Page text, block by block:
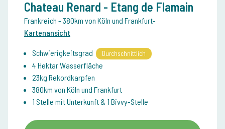
Chateau Renard - Etang de Flamain
Frankreich - 380km von Köln und Frankfurt-
Kartenansicht
Schwierigkeitsgrad Durchschnittlich
4 Hektar Wasserfläche
23kg Rekordkarpfen
380km von Köln und Frankfurt
1 Stelle mit Unterkunft & 1 Bivvy-Stelle